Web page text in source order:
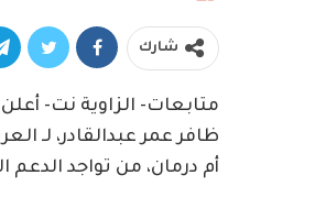
شارك
متابعات- الزاوية نت-
ظافر عمر عبدالقادر، لـ
أم درمان، من تواجد الدعم